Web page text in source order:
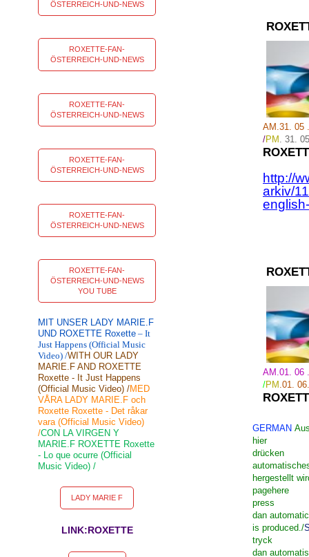
AM.31. 05
/PM . 31.
http://
arkiv/
AM.01. 06
/PM .01. 06.
GERMAN
hier
drücken
hergestellt
pagehere
press
dan automatic
is produced./
tryck
dan
ÖSTERREICH-UND-NEWS
ROXETTE-FAN-
ÖSTERREICH-UND-NEWS
ROXETTE-FAN-
ÖSTERREICH-UND-NEWS
ROXETTE-FAN-
ÖSTERREICH-UND-NEWS
ROXETTE-FAN-
ÖSTERREICH-UND-NEWS
ROXETTE-FAN-
ÖSTERREICH-UND-NEWS
YOU TUBE
MIT UNSER LADY MARIE.F
UND ROXETTE Roxette – It
Just Happens (Official Music
Video) /WITH OUR LADY
MARIE.F AND ROXETTE
Roxette - It Just Happens
(Official Music Video) /MED
VÅRA LADY MARIE.F och
Roxette Roxette - Det råkar
vara (Official Music Video)
/CON LA VIRGEN Y
MARIE.F ROXETTE Roxette
- Lo que ocurre (Official
Music Video) /
LADY MARIE F
LINK:ROXETTE